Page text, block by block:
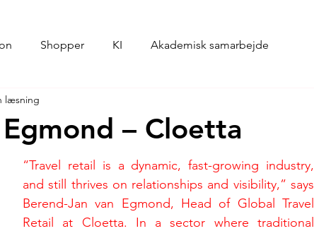
Shopper KI Akademisk samarbejde
Nyheder
– Cloetta
læsning
“Travel retail is a dynamic, fast-growing industry,
and still thrives on relationships and visibility,” says
Berend-Jan van Egmond, Head of Global Travel
Retail at Cloetta. In a sector where traditional